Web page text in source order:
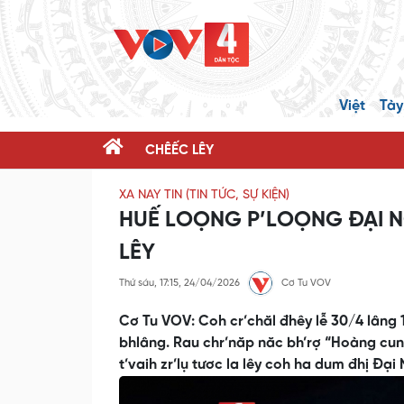
Việt
CHÊẾC LÊY
XA NAY TIN (TIN TỨC, SỰ KIỆN)
HUẾ LOỌNG P’LOỌNG ĐẠI
LÊY
Thứ sáu, 17:15, 24/04/2026 Cơ Tu VOV
Cơ Tu VOV: Coh cr’chăl đhêy lễ 30/4
bhlâng. Rau chr’năp năc bh’rợ “Hoàng
t’vaih zr’lụ tươc la lêy coh ha dum đhị Đại